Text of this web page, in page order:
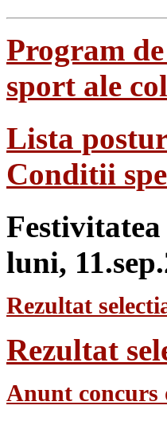
Program
sport ale
Lista
Conditii
luni,
Rezultat
Rezultat
Anunt concurs